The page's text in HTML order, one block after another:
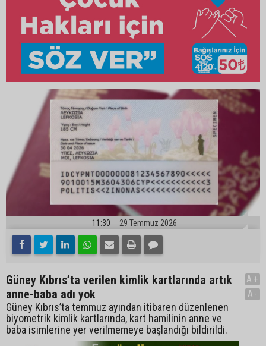
11:30 29 Temmuz 2026
Güney Kıbrıs’ta verilen kimlik kartlarında artık
anne-baba adı yok
Güney Kıbrıs’ta temmuz ayından itibaren düzenlenen
biyometrik kimlik kartlarında, kart hamilinin anne ve
baba isimlerine yer verilmemeye başlandığı bildirildi.
A+
A-